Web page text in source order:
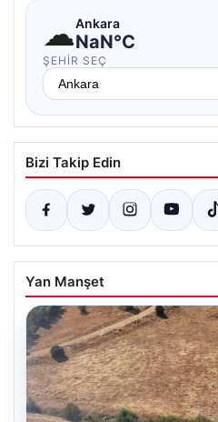
☁Ankara
NaN°C
ŞEHIR SEÇ
Bizi Takip Edin
Yan Manşet